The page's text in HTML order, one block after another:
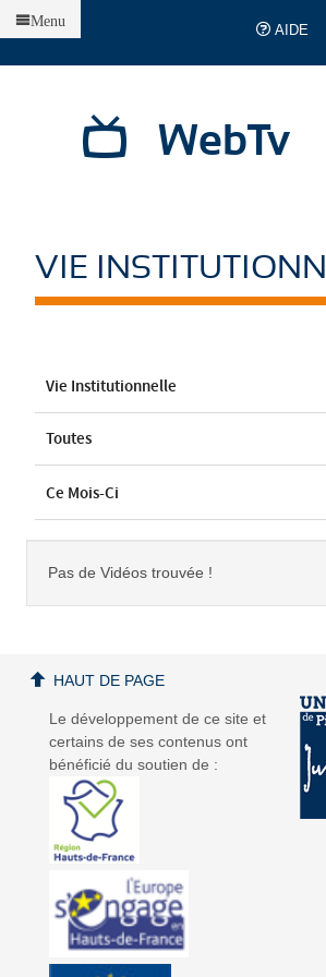
AIDE
WebTv
Menu
VIE
Vie Institutionnelle
Toutes
Ce Mois-Ci
Pas de Vidéos trouvée !
Le développement de ce site et
certains de ses contenus ont
bénéficié du soutien de :
HAUT DE PAGE